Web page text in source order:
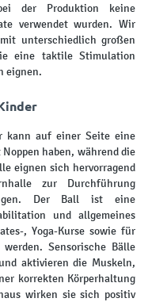
der Produktion keine
verwendet wurden. Wir
unterschiedlich großen
eine taktile Stimulation
eignen.
kann auf einer Seite eine
haben, während die
eignen sich hervorragend
zur Durchführung
Der Ball ist eine
und allgemeines
, Yoga-Kurse sowie für
Sensorische Bälle
aktivieren die Muskeln,
korrekten Körperhaltung
wirken sie sich positiv